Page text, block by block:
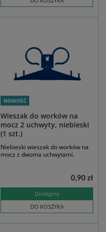
NOWOŚĆ
Wieszak do worków na
mocz 2 uchwyty, niebieski
(1 szt.)
Niebieski wieszak do worków na
mocz z dwoma uchwytami.
Dostępny
DO KOSZYKA
0,90 zł